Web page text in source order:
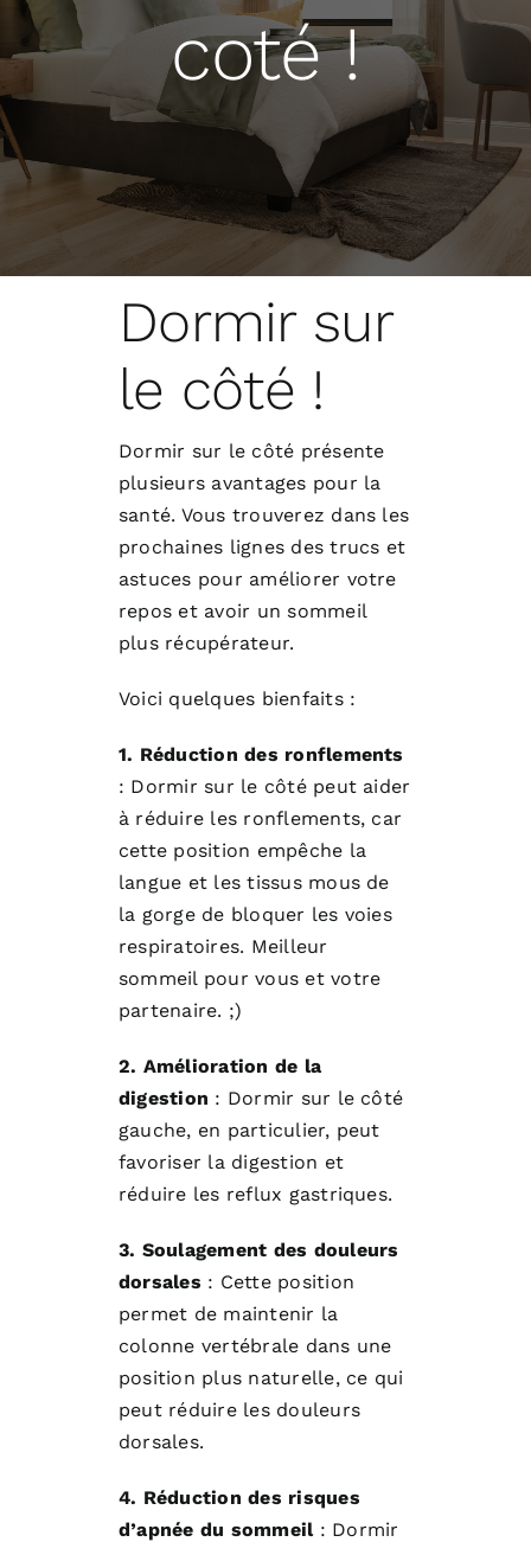
Blogue
Prendre Rendez-vous
coté !
Dormir sur
le côté !
Dormir sur le côté présente
plusieurs avantages pour la
santé. Vous trouverez dans les
prochaines lignes des trucs et
astuces pour améliorer votre
repos et avoir un sommeil
plus récupérateur.
Voici quelques bienfaits :
1. Réduction des ronflements
: Dormir sur le côté peut aider
à réduire les ronflements, car
cette position empêche la
langue et les tissus mous de
la gorge de bloquer les voies
respiratoires. Meilleur
sommeil pour vous et votre
partenaire. ;)
2. Amélioration de la
digestion : Dormir sur le côté
gauche, en particulier, peut
favoriser la digestion et
réduire les reflux gastriques.
3. Soulagement des douleurs
dorsales : Cette position
permet de maintenir la
colonne vertébrale dans une
position plus naturelle, ce qui
peut réduire les douleurs
dorsales.
4. Réduction des risques
d’apnée du sommeil: Dormir